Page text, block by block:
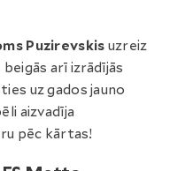
Puzirevskis uzreiz
arī izrādījās
uz gados jauno
aizvadīja
pēc kārtas!